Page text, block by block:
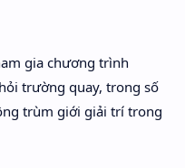
gia chương trình
trường quay, trong số
trùm giới giải trí trong